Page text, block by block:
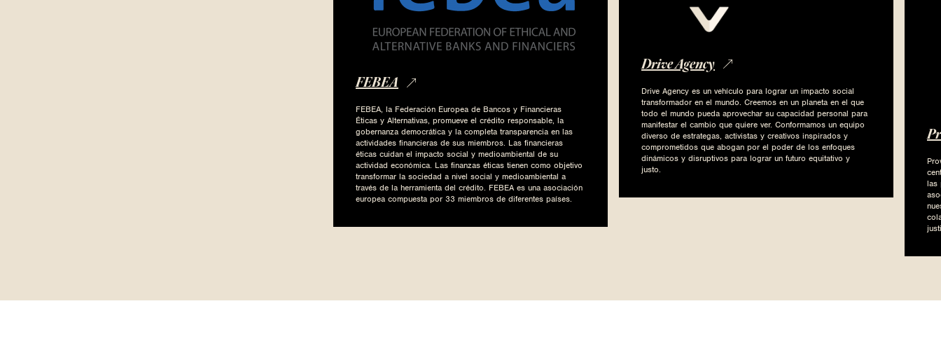
FEBEA
FEBEA, la Federación Europea de Bancos y Financieras
Éticas y Alternativas, promueve el crédito responsable, la
gobernanza democrática y la completa transparencia en las
actividades financieras de sus miembros. Las financieras
éticas cuidan el impacto social y medioambiental de su
actividad económica. Las finanzas éticas tienen como objetivo
transformar la sociedad a nivel social y medioambiental a
través de la herramienta del crédito. FEBEA es una asociación
europea compuesta por 33 miembros de diferentes países.
Drive Agency
Drive Agency es un vehículo para lograr un impacto social
transformador en el mundo. Creemos en un planeta en el que
todo el mundo pueda aprovechar su capacidad personal para
manifestar el cambio que quiere ver. Conformamos un equipo
diverso de estrategas, activistas y creativos inspirados y
comprometidos que abogan por el poder de los enfoques
dinámicos y disruptivos para lograr un futuro equitativo y
justo.
las